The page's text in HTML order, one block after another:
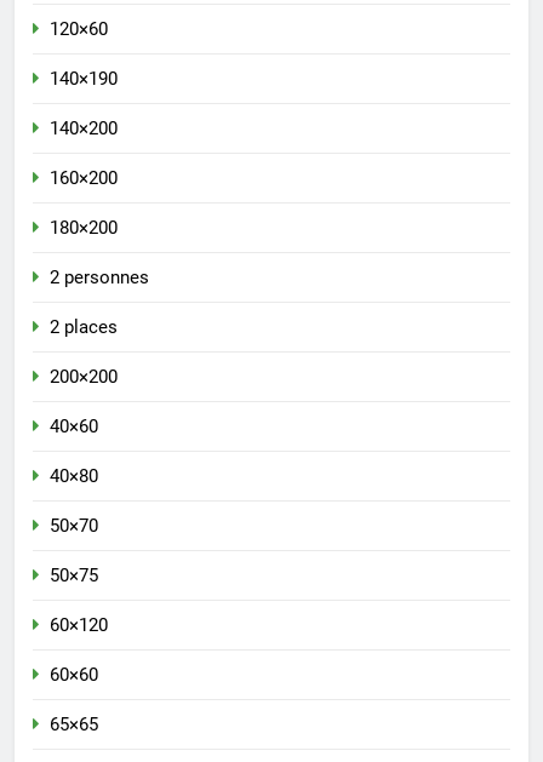
120×60
140×190
140×200
160×200
180×200
2 personnes
2 places
200×200
40×60
40×80
50×70
50×75
60×120
60×60
65×65